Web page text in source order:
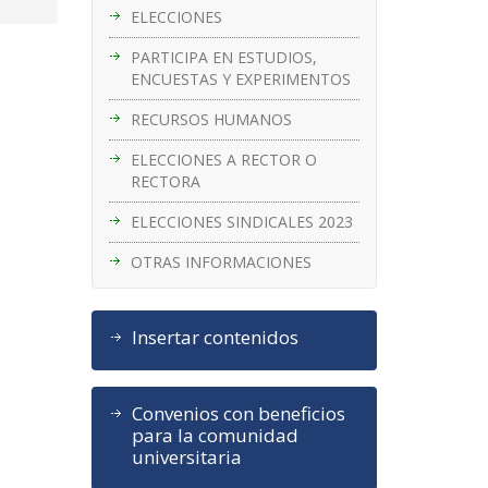
ELECCIONES
PARTICIPA EN ESTUDIOS,
ENCUESTAS Y EXPERIMENTOS
RECURSOS HUMANOS
ELECCIONES A RECTOR O
RECTORA
ELECCIONES SINDICALES 2023
OTRAS INFORMACIONES
Insertar contenidos
Convenios con beneficios
para la comunidad
universitaria